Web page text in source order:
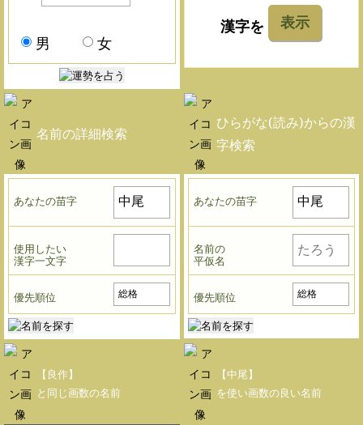
男 女
漢字を 表示
名前の詳細検索
あなたの苗字
使用したい
漢字一文字
優先順位
ひらがな(読み)からの漢
字検索
あなたの苗字
名前の
平仮名
優先順位
【良作】
と同じ画数の名前
【中尾】
を使い画数の良い名前